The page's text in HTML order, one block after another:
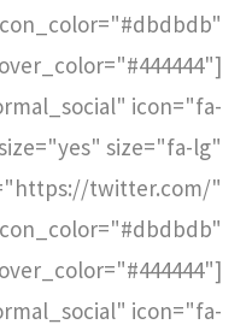
icon="fa-
size="fa-lg"
twitter.com/"
icon="fa-